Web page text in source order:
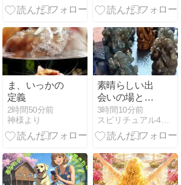
ま、いっかの
定義
2時間50分前
神様より
素晴らしい出
会いの場とな
りました。
「パワースト
ーン販売会」
3時間10分前
スピリチュアル4コマ漫画「幸せになりたいあなたへ綴る」